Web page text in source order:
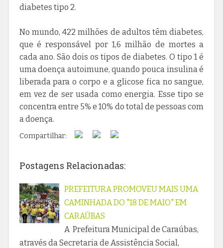
diabetes tipo 2.
No mundo, 422 milhões de adultos têm diabetes,
que é responsável por 1,6 milhão de mortes a
cada ano. São dois os tipos de diabetes. O tipo 1 é
uma doença autoimune, quando pouca insulina é
liberada para o corpo e a glicose fica no sangue,
em vez de ser usada como energia. Esse tipo se
concentra entre 5% e 10% do total de pessoas com
a doença.
Compartilhar:
Postagens Relacionadas:
PREFEITURA PROMOVEU MAIS UMA
CAMINHADA DO "18 DE MAIO" EM
CARAÚBAS
A Prefeitura Municipal de Caraúbas,
através da Secretaria de Assistência Social,